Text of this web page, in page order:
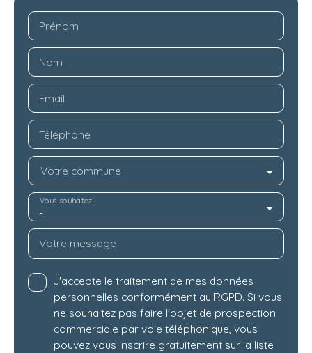
Prénom
Nom
Email
Téléphone
Votre commune
-
Vous souhaitez
Votre message
J'accepte le traitement de mes données
personnelles conformément au RGPD. Si vous
ne souhaitez pas faire l'objet de prospection
commerciale par voie téléphonique, vous
pouvez vous inscrire gratuitement sur la liste